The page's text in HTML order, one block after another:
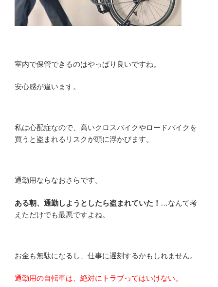
室内で保管できるのはやっぱり良いですね。
安心感が違います。
私は心配症なので、高いクロスバイクやロードバイクを
買うと盗まれるリスクが頭に浮かびます。
通勤用ならなおさらです。
ある朝、通勤しようとしたら盗まれていた！ …なんて考
えただけでも最悪ですよね。
お金も無駄になるし、仕事に遅刻するかもしれません。
通勤用の自転車は、絶対にトラブってはいけない。